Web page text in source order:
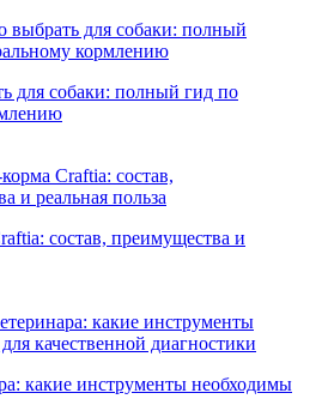
для собаки: полный гид по
состав, преимущества и
какие инструменты необходимы